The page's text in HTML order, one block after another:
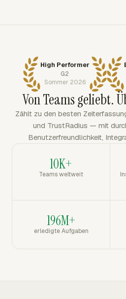
High Performer
G2
Sommer 2026
Von Teams geliebt.
Zählt zu den besten
und TrustRadius — mit
Benutzerfreundlichkeit,
10K+
Teams weltweit
196M+
erledigte Aufgaben